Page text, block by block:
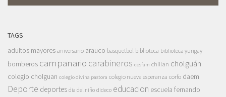
TAGS
adultos mayores aniversario arauco basquetbol biblioteca biblioteca yungay
bomberos campanario carabineros cesfam chillan cholguán
colegio cholguan colegio divina pastora colegio nueva esperanza corfo daem
Deporte deportes dia del niño dideco educacion escuela fernando